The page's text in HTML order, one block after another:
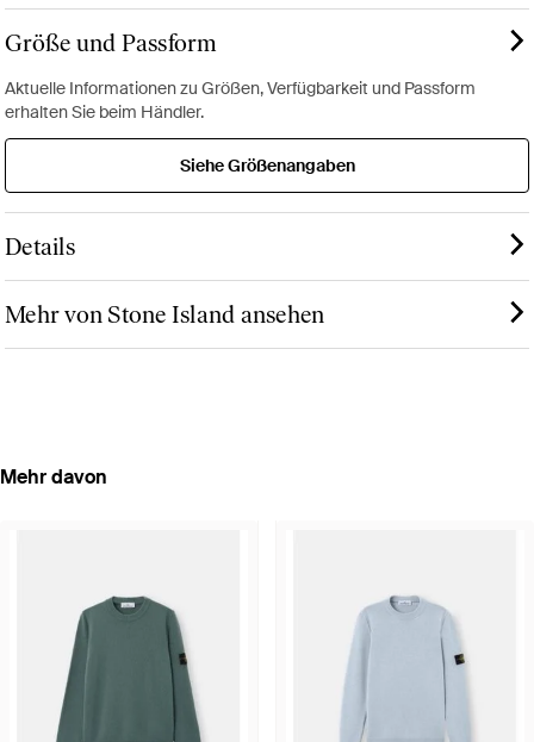
Größe und Passform
Aktuelle Informationen zu Größen, Verfügbarkeit und Passform
erhalten Sie beim Händler.
Siehe Größenangaben
Details
Mehr von Stone Island ansehen
Mehr davon